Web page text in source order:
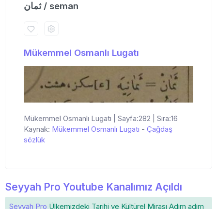
ثمان / seman
Mükemmel Osmanlı Lugatı
Mükemmel Osmanlı Lugatı | Sayfa:282 | Sıra:16
Kaynak: Mükemmel Osmanlı Lugatı - Çağdaş
sözlük
Seyyah Pro Youtube Kanalımız Açıldı
Seyyah Pro Ülkemizdeki Tarihi ve Kültürel Mirası Adım adım